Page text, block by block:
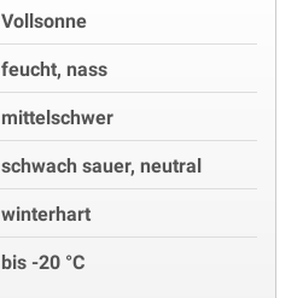
Vollsonne
feucht, nass
mittelschwer
schwach sauer, neutral
winterhart
bis -20 °C